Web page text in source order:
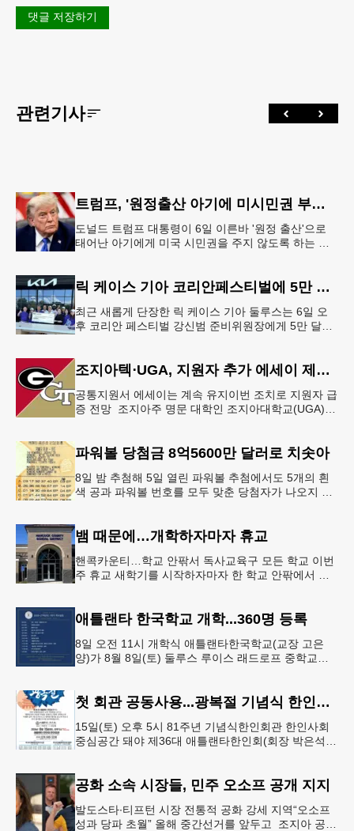
댓글 저장하기
관련기사
트럼프, '원정출산 아기에 미시민권 부여 금지' 행정명령 서명
도널드 트럼프 대통령이 6일 이른바 '원정 출산'으로
태어난 아기에게 미국 시민권을 주지 않도록 하는 행
릭 케이스 기아 코리안페스티벌에 5만 달러 후원
최근 새롭게 단장한 릭 케이스 기아 둘루스는 6일 오
후 코리안 페스티벌 강신범 준비위원장에게 5만 달러
조지아텍⋅UGA, 지원자 추가 에세이 제출 폐지
공통지원서 에세이는 계속 유지이번 조치로 지원자 급
증 전망 조지아주 명문 대학인 조지아대학교(UGA)와
파워볼 당첨금 8억5600만 달러로 치솟아
8일 밤 추첨해 5일 열린 파워볼 추첨에서도 5개의 흰
색 공과 파워볼 번호를 모두 맞춘 당첨자가 나오지 않
뱀 때문에…개학하자마자 휴교
핸콕카운티…학교 안팎서 독사교육구 모든 학교 이번
주 휴교 새학기를 시작하자마자 한 학교 안팎에서 잇
애틀랜타 한국학교 개학...360명 등록
8일 오전 11시 개학식 애틀랜타한국학교(교장 고은
양)가 8월 8일(토) 둘루스 루이스 래드로프 중학교에
첫 회관 공동사용...광복절 기념식 한인회관서
15일(토) 오후 5시 81주년 기념식한인회관 한인사회
중심공간 돼야 제36대 애틀랜타한인회(회장 박은석·
공화 소속 시장들, 민주 오소프 공개 지지
발도스타∙티프턴 시장 전통적 공화 강세 지역“오소프
성과 당파 초월” 올해 중간선거를 앞두고 조지아 공화